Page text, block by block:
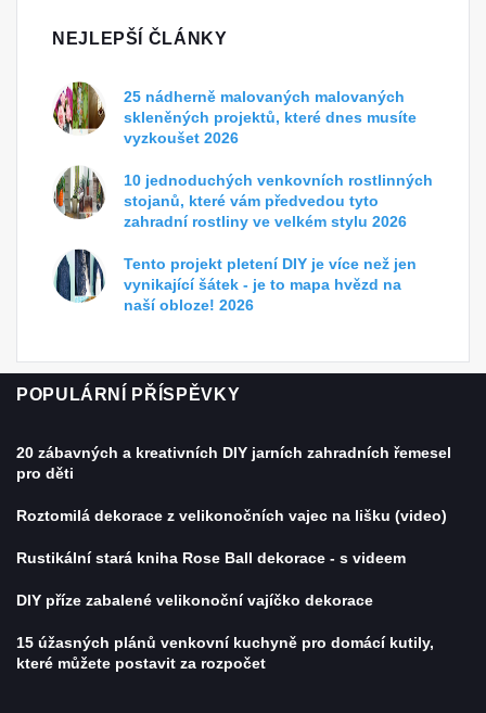
NEJLEPŠÍ ČLÁNKY
25 nádherně malovaných malovaných
skleněných projektů, které dnes musíte
vyzkoušet 2026
10 jednoduchých venkovních rostlinných
stojanů, které vám předvedou tyto
zahradní rostliny ve velkém stylu 2026
Tento projekt pletení DIY je více než jen
vynikající šátek - je to mapa hvězd na
naší obloze! 2026
POPULÁRNÍ PŘÍSPĚVKY
20 zábavných a kreativních DIY jarních zahradních řemesel
pro děti
Roztomilá dekorace z velikonočních vajec na lišku (video)
Rustikální stará kniha Rose Ball dekorace - s videem
DIY příze zabalené velikonoční vajíčko dekorace
15 úžasných plánů venkovní kuchyně pro domácí kutily,
které můžete postavit za rozpočet